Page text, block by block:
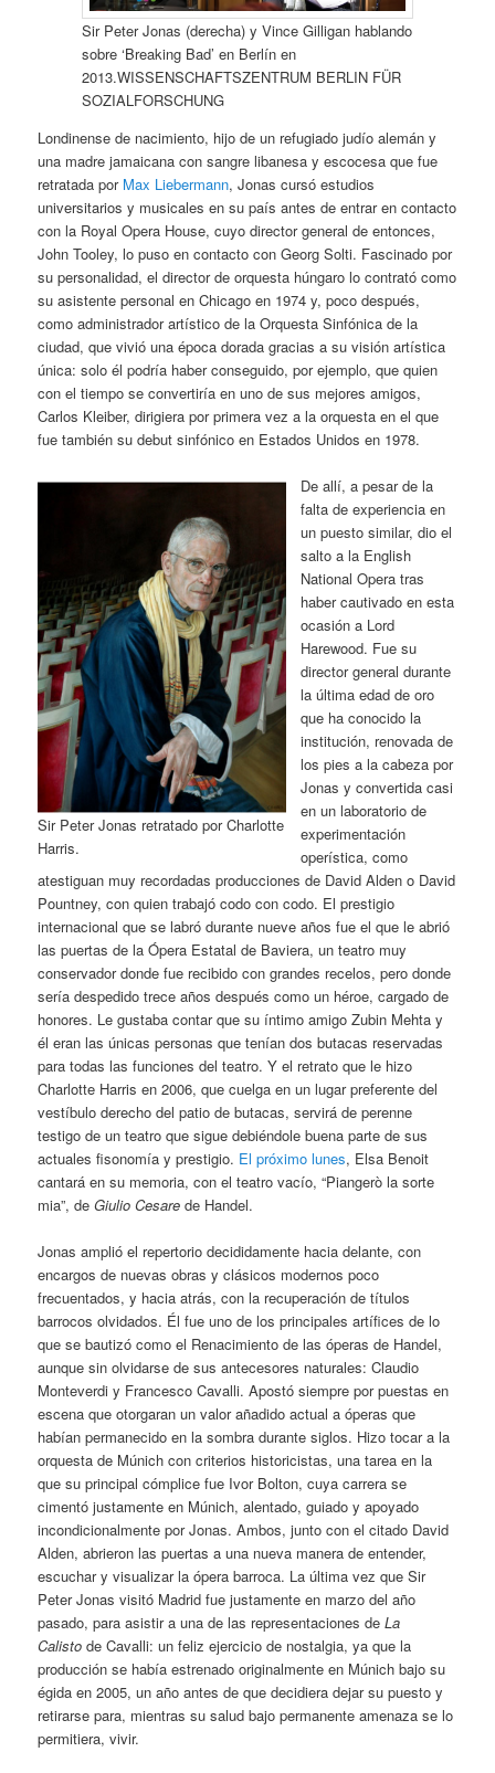
Sir Peter Jonas (derecha) y Vince Gilligan hablando
sobre ‘Breaking Bad’ en Berlín en
2013.WISSENSCHAFTSZENTRUM BERLIN FÜR
SOZIALFORSCHUNG
Londinense de nacimiento, hijo de un refugiado judío alemán y
una madre jamaicana con sangre libanesa y escocesa que fue
retratada por Max Liebermann, Jonas cursó estudios
universitarios y musicales en su país antes de entrar en contacto
con la Royal Opera House, cuyo director general de entonces,
John Tooley, lo puso en contacto con Georg Solti. Fascinado por
su personalidad, el director de orquesta húngaro lo contrató como
su asistente personal en Chicago en 1974 y, poco después,
como administrador artístico de la Orquesta Sinfónica de la
ciudad, que vivió una época dorada gracias a su visión artística
única: solo él podría haber conseguido, por ejemplo, que quien
con el tiempo se convertiría en uno de sus mejores amigos,
Carlos Kleiber, dirigiera por primera vez a la orquesta en el que
fue también su debut sinfónico en Estados Unidos en 1978.
Sir Peter Jonas retratado por Charlotte
Harris.
De allí, a pesar de la
falta de experiencia en
un puesto similar, dio el
salto a la English
National Opera tras
haber cautivado en esta
ocasión a Lord
Harewood. Fue su
director general durante
la última edad de oro
que ha conocido la
institución, renovada de
los pies a la cabeza por
Jonas y convertida casi
en un laboratorio de
experimentación
operística, como
atestiguan muy recordadas producciones de David Alden o David
Pountney, con quien trabajó codo con codo. El prestigio
internacional que se labró durante nueve años fue el que le abrió
las puertas de la Ópera Estatal de Baviera, un teatro muy
conservador donde fue recibido con grandes recelos, pero donde
sería despedido trece años después como un héroe, cargado de
honores. Le gustaba contar que su íntimo amigo Zubin Mehta y
él eran las únicas personas que tenían dos butacas reservadas
para todas las funciones del teatro. Y el retrato que le hizo
Charlotte Harris en 2006, que cuelga en un lugar preferente del
vestíbulo derecho del patio de butacas, servirá de perenne
testigo de un teatro que sigue debiéndole buena parte de sus
actuales fisonomía y prestigio. El próximo lunes, Elsa Benoit
cantará en su memoria, con el teatro vacío, “Piangerò la sorte
mia”, deGiulio Cesarede Handel.
Jonas amplió el repertorio decididamente hacia delante, con
encargos de nuevas obras y clásicos modernos poco
frecuentados, y hacia atrás, con la recuperación de títulos
barrocos olvidados. Él fue uno de los principales artífices de lo
que se bautizó como el Renacimiento de las óperas de Handel,
aunque sin olvidarse de sus antecesores naturales: Claudio
Monteverdi y Francesco Cavalli. Apostó siempre por puestas en
escena que otorgaran un valor añadido actual a óperas que
habían permanecido en la sombra durante siglos. Hizo tocar a la
orquesta de Múnich con criterios historicistas, una tarea en la
que su principal cómplice fue Ivor Bolton, cuya carrera se
cimentó justamente en Múnich, alentado, guiado y apoyado
incondicionalmente por Jonas. Ambos, junto con el citado David
Alden, abrieron las puertas a una nueva manera de entender,
escuchar y visualizar la ópera barroca. La última vez que Sir
Peter Jonas visitó Madrid fue justamente en marzo del año
pasado, para asistir a una de las representaciones deLa
Calistode Cavalli: un feliz ejercicio de nostalgia, ya que la
producción se había estrenado originalmente en Múnich bajo su
égida en 2005, un año antes de que decidiera dejar su puesto y
retirarse para, mientras su salud bajo permanente amenaza se lo
permitiera, vivir.